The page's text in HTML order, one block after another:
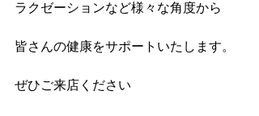
ラクゼーションなど様々な角度から
皆さんの健康をサポートいたします。
ぜひご来店ください